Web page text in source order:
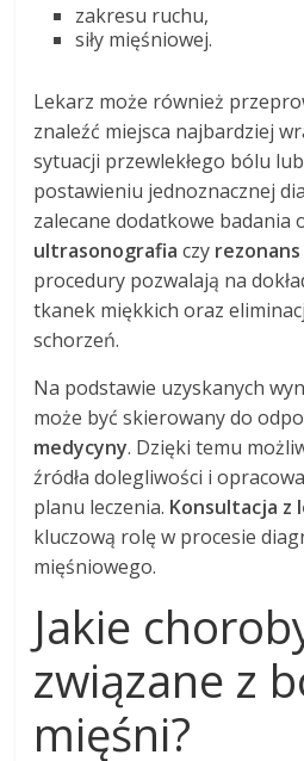
zakresu ruchu,
siły mięśniowej.
Lekarz może również
znaleźć miejsca najbardziej
sytuacji przewlekłego bólu
postawieniu jednoznacznej
zalecane dodatkowe badania
ultrasonografia czy
procedury pozwalają na
tkanek miękkich oraz
schorzeń.
Na podstawie uzyskanych
może być skierowany do
medycyny. Dzięki temu
źródła dolegliwości i
planu leczenia. Konsultacja z
kluczową rolę w procesie
mięśniowego.
Jakie
związane z
mięśni?